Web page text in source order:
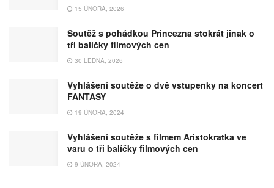
15 ÚNORA, 2026
Soutěž s pohádkou Princezna stokrát jinak o
tři balíčky filmových cen
30 LEDNA, 2026
Vyhlášení soutěže o dvě vstupenky na koncert
FANTASY
19 ÚNORA, 2024
Vyhlášení soutěže s filmem Aristokratka ve
varu o tři balíčky filmových cen
9 ÚNORA, 2024